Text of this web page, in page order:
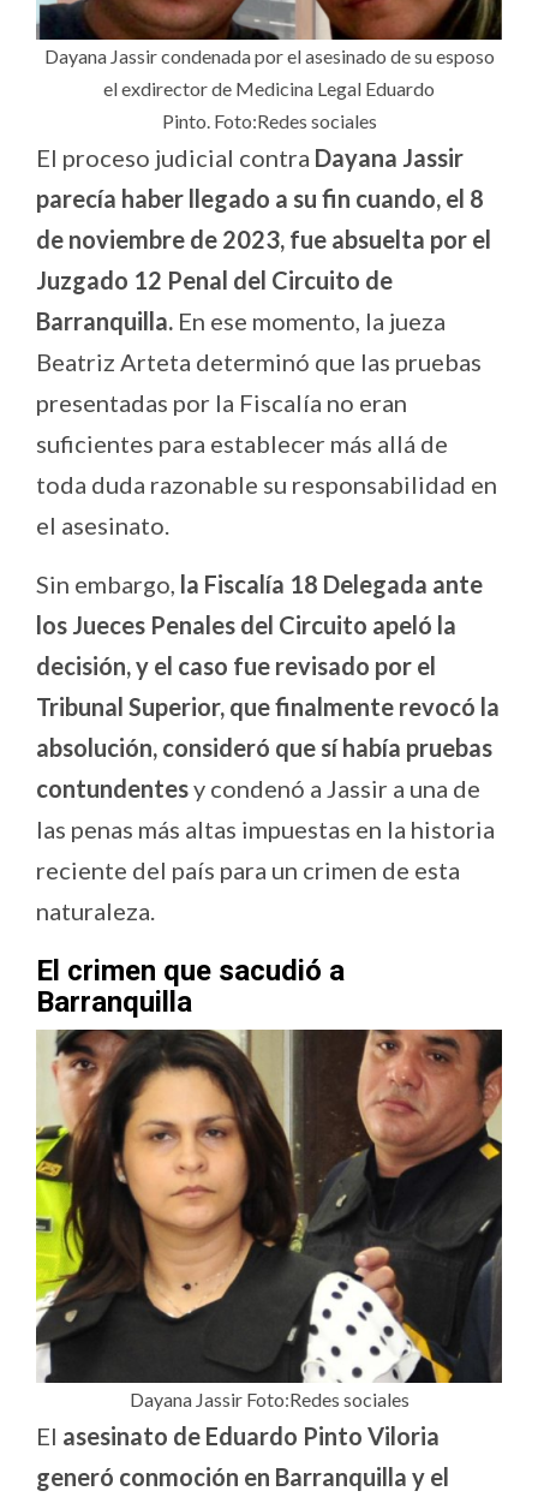
Dayana Jassir condenada por el asesinado de su esposo
el exdirector de Medicina Legal Eduardo
Pinto. Foto:Redes sociales
El proceso judicial contra Dayana Jassir
parecía haber llegado a su fin cuando, el 8
de noviembre de 2023, fue absuelta por el
Juzgado 12 Penal del Circuito de
Barranquilla. En ese momento, la jueza
Beatriz Arteta determinó que las pruebas
presentadas por la Fiscalía no eran
suficientes para establecer más allá de
toda duda razonable su responsabilidad en
el asesinato.
Sin embargo, la Fiscalía 18 Delegada ante
los Jueces Penales del Circuito apeló la
decisión, y el caso fue revisado por el
Tribunal Superior, que finalmente revocó la
absolución, consideró que sí había pruebas
contundentesy condenó a Jassir a una de
las penas más altas impuestas en la historia
reciente del país para un crimen de esta
naturaleza.
El crimen que sacudió a
Barranquilla
Dayana Jassir Foto:Redes sociales
El asesinato de Eduardo Pinto Viloria
generó conmoción en Barranquilla y el